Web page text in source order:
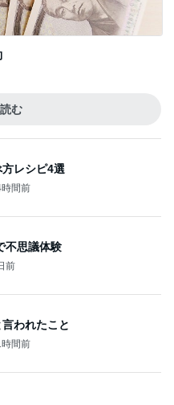
ているすっぽん
たりの誕生日の１日＊
うちでごはん
☆
クション♬.*ﾟ
すか？♡♡
子LOVE blog♡♡